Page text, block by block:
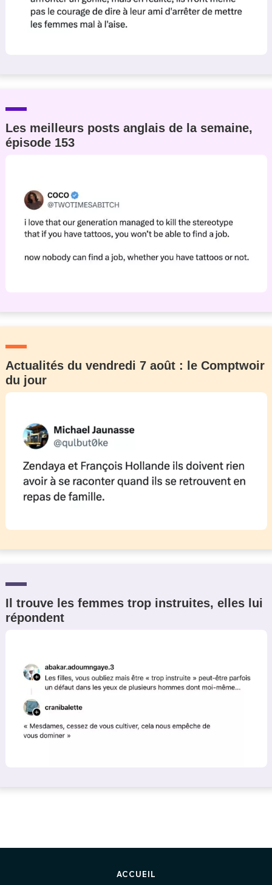
Les meilleurs posts anglais de la semaine,
épisode 153
Actualités du vendredi 7 août : le Comptwoir
du jour
Il trouve les femmes trop instruites, elles lui
répondent
ACCUEIL